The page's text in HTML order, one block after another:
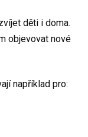
děti i doma.
objevovat nové
například pro: